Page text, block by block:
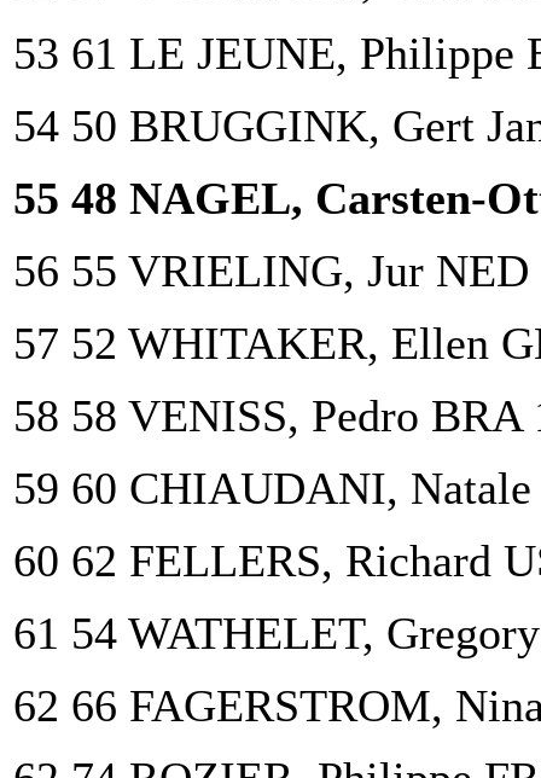
53 61 LE JEUNE, Philippe
54 50 BRUGGINK, Gert
55 48 NAGEL, Carsten-
56 55 VRIELING, Jur NED
57 52 WHITAKER, Ellen
58 58 VENISS, Pedro BRA
59 60 CHIAUDANI,
60 62 FELLERS, Richard
61 54 WATHELET,
62 66 FAGERSTROM,